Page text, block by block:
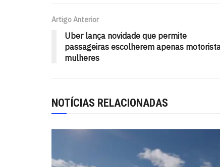
Artigo Anterior
Uber lança novidade que permite
passageiras escolherem apenas
mulheres
NOTÍCIAS RELACIONADAS